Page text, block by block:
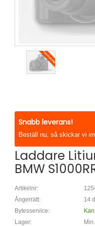
Snabb leverans!
Beställ nu, så skickar vi
Laddare
BMW
Artikelnr:
Ångerrätt:
14
Bytesservice:
Lager: